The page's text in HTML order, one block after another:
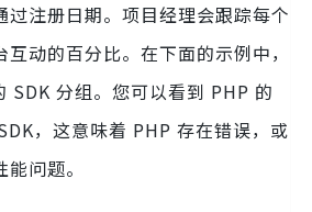
过注册日期。项目经理会跟踪每个
动的百分比。在下面的示例中，
SDK 分组。您可以看到 PHP 的
，这意味着 PHP 存在错误，或
问题。